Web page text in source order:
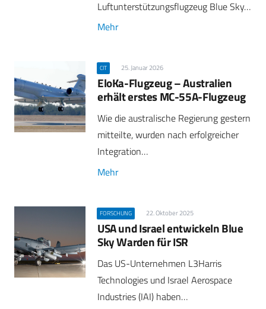
Luftunterstützungsflugzeug Blue Sky…
Mehr
CIT 25. Januar 2026
EloKa-Flugzeug – Australien
erhält erstes MC-55A-Flugzeug
Wie die australische Regierung gestern
mitteilte, wurden nach erfolgreicher
Integration…
Mehr
FORSCHUNG 22. Oktober 2025
USA und Israel entwickeln Blue
Sky Warden für ISR
Das US-Unternehmen L3Harris
Technologies und Israel Aerospace
Industries (IAI) haben…